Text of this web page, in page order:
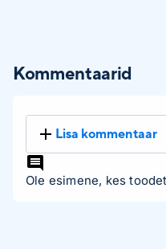
Kommentaarid
Lisa kommentaar
Ole esimene, kes